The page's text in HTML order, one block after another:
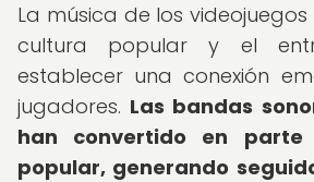
La música de los
cultura popular y el
establecer una conexión
jugadores. Las bandas
han convertido en
popular, generando